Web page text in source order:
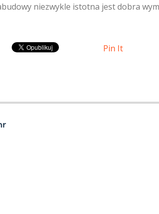
niezwykle istotna jest dobra
Pin It